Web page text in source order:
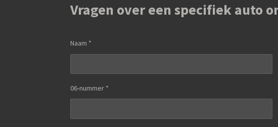
Vragen over een specifiek auto
Naam *
06-nummer *